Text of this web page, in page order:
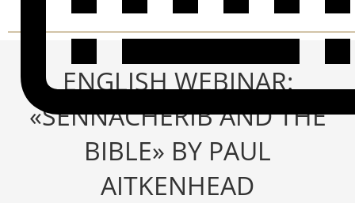
ENGLISH WEBINAR:
«SENNACHERIB AND THE
BIBLE» BY PAUL
AITKENHEAD